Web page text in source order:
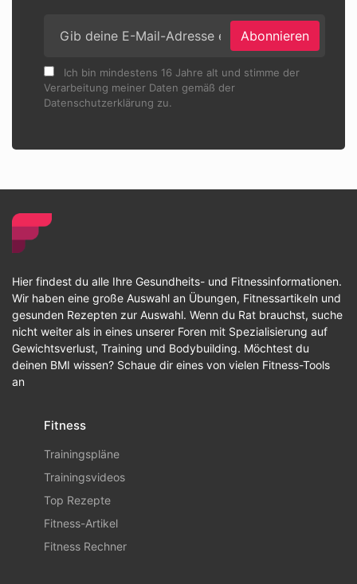
Abonnieren
Ich bin mindestens 16 Jahre alt und stimme der
Verarbeitung meiner Daten gemäß der
Datenschutzerklärung zu.
Hier findest du alle Ihre Gesundheits- und Fitnessinformationen.
Wir haben eine große Auswahl an Übungen, Fitnessartikeln und
gesunden Rezepten zur Auswahl. Wenn du Rat brauchst, suche
nicht weiter als in eines unserer Foren mit Spezialisierung auf
Gewichtsverlust, Training und Bodybuilding. Möchtest du
deinen BMI wissen? Schaue dir eines von vielen Fitness-Tools
an
Fitness
Trainingspläne
Trainingsvideos
Top Rezepte
Fitness-Artikel
Fitness Rechner